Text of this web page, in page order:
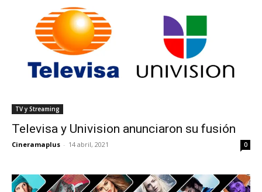
TV y Streaming
Televisa y Univision anunciaron su fusión
Cineramaplus - 14 abril, 2021 0